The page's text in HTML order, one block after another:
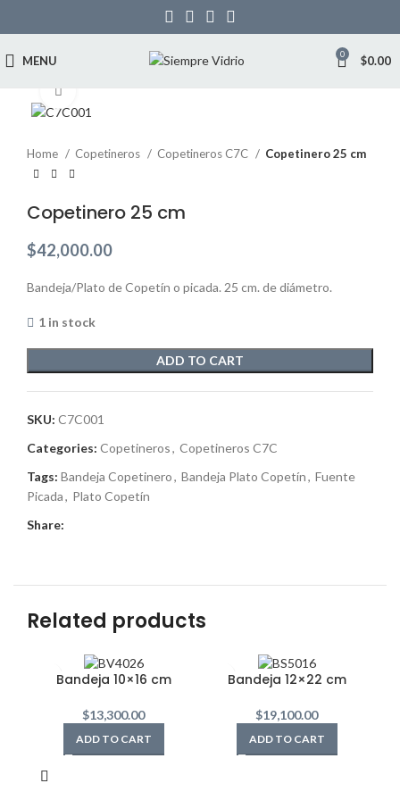
MENU 0 $0.00
Home Copetineros Copetineros C7C Copetinero 25 cm
Copetinero 25 cm
$42,000.00
Bandeja/Plato de Copetín o picada. 25 cm. de diámetro.
1 in stock
ADD TO CART
SKU: C7C001
Categories: Copetineros, Copetineros C7C
Tags: Bandeja Copetinero, Bandeja Plato Copetín, Fuente
Picada, Plato Copetín
Share:
Related products
Bandeja 10×16 cm
$13,300.00
ADD TO CART
Bandeja 12×22 cm
$19,100.00
ADD TO CART